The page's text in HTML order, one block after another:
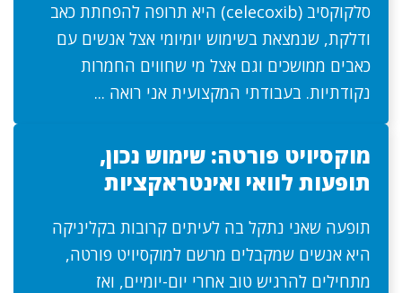
סלקוקסיב (celecoxib) היא תרופה להפחתת כאב
ודלקת, שנמצאת בשימוש יומיומי אצל אנשים עם
כאבים ממושכים וגם אצל מי שחווים החמרות
נקודתיות. בעבודתי המקצועית אני רואה ...
מוקסיויט פורטה: שימוש נכון,
תופעות לוואי ואינטראקציות
תופעה שאני נתקל בה לעיתים קרובות בקליניקה
היא אנשים שמקבלים מרשם למוקסיויט פורטה,
מתחילים להרגיש טוב אחרי יום-יומיים, ואז